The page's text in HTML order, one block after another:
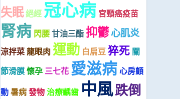
失眠絕經 冠心病 宮頸癌疫苗
腎病 閃腰甘油三酯 抑鬱心肌炎
涼拌菜龍眼肉運動 白扁豆猝死 關
節滑膜懷孕 三七花 愛滋病心房顫
動暑病發物治療齲齒 中風跌倒